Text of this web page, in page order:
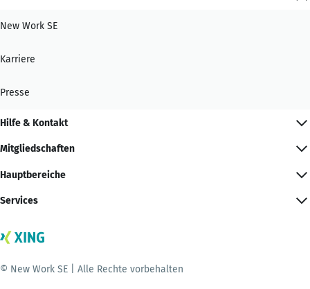
New Work SE
Karriere
Presse
Hilfe & Kontakt
Mitgliedschaften
Hauptbereiche
Services
© New Work SE | Alle Rechte vorbehalten